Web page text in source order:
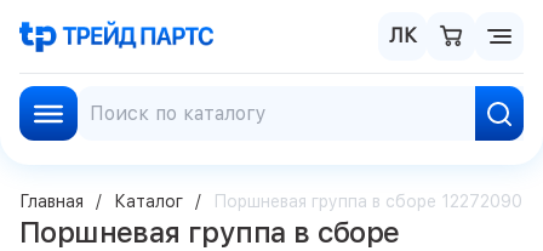
ЛК
Главная Каталог Поршневая группа в сборе 12272090
Поршневая группа в сборе